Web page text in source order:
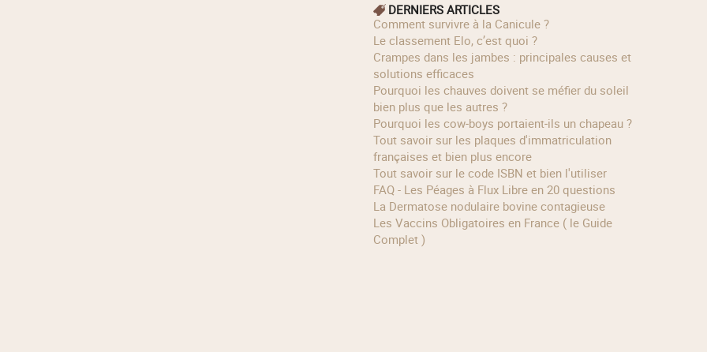
DERNIERS ARTICLES
Comment survivre à la Canicule ?
Le classement Elo, c’est quoi ?
Crampes dans les jambes : principales causes et
solutions efficaces
Pourquoi les chauves doivent se méfier du soleil
bien plus que les autres ?
Pourquoi les cow‑boys portaient‑ils un chapeau ?
Tout savoir sur les plaques d'immatriculation
françaises et bien plus encore
Tout savoir sur le code ISBN et bien l'utiliser
FAQ - Les Péages à Flux Libre en 20 questions
La Dermatose nodulaire bovine contagieuse
Les Vaccins Obligatoires en France ( le Guide
Complet )